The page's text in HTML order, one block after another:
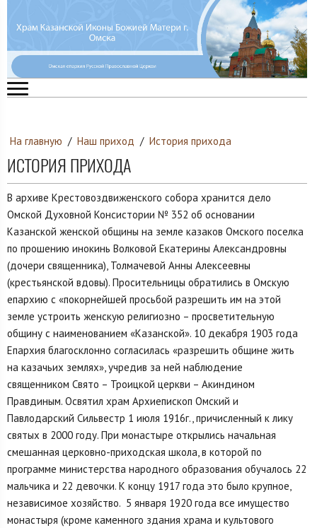
На главную / Наш приход / История прихода
ИСТОРИЯ ПРИХОДА
В архиве Крестовоздвиженского собора хранится дело
Омской Духовной Консистории № 352 об основании
Казанской женской общины на земле казаков Омского поселка
по прошению инокинь Волковой Екатерины Александровны
(дочери священника), Толмачевой Анны Алексеевны
(крестьянской вдовы). Просительницы обратились в Омскую
епархию с «покорнейшей просьбой разрешить им на этой
земле устроить женскую религиозно – просветительную
общину с наименованием «Казанской». 10 декабря 1903 года
Епархия благосклонно согласилась «разрешить общине жить
на казачьих землях», учредив за ней наблюдение
священником Свято – Троицкой церкви – Акиндином
Правдиным. Освятил храм Архиепископ Омский и
Павлодарский Сильвестр 1 июля 1916г., причисленный к лику
святых в 2000 году. При монастыре открылись начальная
смешанная церковно-приходская школа, в которой по
программе министерства народного образования обучалось 22
мальчика и 22 девочки. К концу 1917 года это было крупное,
независимое хозяйство. 5 января 1920 года все имущество
монастыря (кроме каменного здания храма и культового